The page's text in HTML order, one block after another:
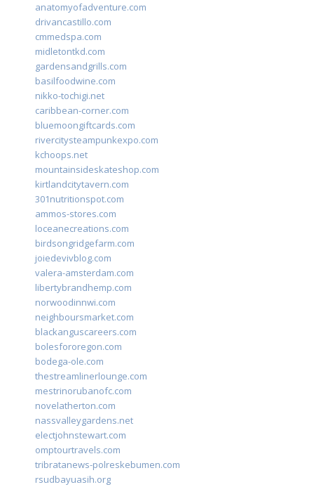
anatomyofadventure.com
drivancastillo.com
cmmedspa.com
midletontkd.com
gardensandgrills.com
basilfoodwine.com
nikko-tochigi.net
caribbean-corner.com
bluemoongiftcards.com
rivercitysteampunkexpo.com
kchoops.net
mountainsideskateshop.com
kirtlandcitytavern.com
301nutritionspot.com
ammos-stores.com
loceanecreations.com
birdsongridgefarm.com
joiedevivblog.com
valera-amsterdam.com
libertybrandhemp.com
norwoodinnwi.com
neighboursmarket.com
blackanguscareers.com
bolesfororegon.com
bodega-ole.com
thestreamlinerlounge.com
mestrinorubanofc.com
novelatherton.com
nassvalleygardens.net
electjohnstewart.com
omptourtravels.com
tribratanews-polreskebumen.com
rsudbayuasih.org